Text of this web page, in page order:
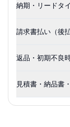
納期・リードタ
請求書払い（後
返品・初期不良
見積書・納品書